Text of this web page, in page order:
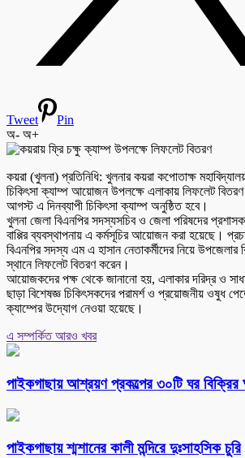
Tweet
Pin
অ- অ+
কয়রা (খুলনা) প্রতিনিধি: খুলনার কয়রা কপোতাক্ষ মহাবিদ্যালয়
চিকিৎসা ক্যাম্প আয়োজন উপলক্ষে এলাকায় লিফলেট
আগস্ট এ দিনব্যাপী চিকিৎসা ক্যাম্প অনুষ্ঠিত হবে।
খুলনা জেলা বিএনপির সদস্যসচিব ও জেলা পরিষদের
বাপ্পির ব্যবস্থাপনায় এ কর্মসূচির আয়োজন করা হয়েছে।
বিএনপির সদস্য এম এ হাসান নেতাকর্মীদের নিয়ে উপজেলার
স্থানে লিফলেট বিতরণ করেন।
আয়োজকদের পক্ষ থেকে জানানো হয়, এলাকার দরিদ্র ও
ছাড়া বিশেষজ্ঞ চিকিৎসকদের পরামর্শ ও প্রয়োজনীয় ওষুধ
ক্যাম্পের উদ্যোগ নেওয়া হয়েছে।
এ সম্পর্কিত আরও খবর
পাইকগাছায় আশ্রয়ণ প্রকল্পের ৩০টি ঘর
পাইকগাছায় শ্মশানের কালী মন্দিরে দুঃসাহসিক চুরি